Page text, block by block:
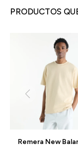
PRODUCTOS
Remera New